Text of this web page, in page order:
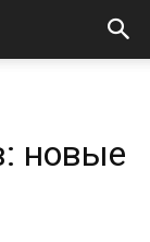
новые